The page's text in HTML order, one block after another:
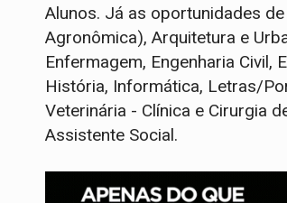
Alunos. Já as oportunidades
Agronômica), Arquitetura e
Enfermagem, Engenharia Civil,
História, Informática, Letras/
Veterinária - Clínica e Cirurgia
Assistente Social.